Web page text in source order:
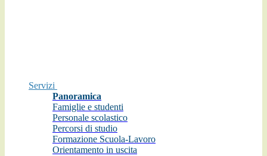
Servizi
Panoramica
Famiglie e studenti
Personale scolastico
Percorsi di studio
Formazione Scuola-Lavoro
Orientamento in uscita